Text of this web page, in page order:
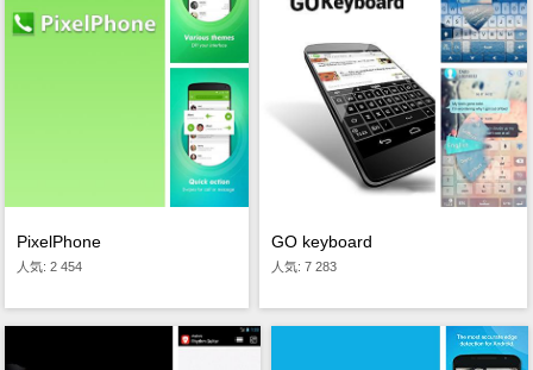
PixelPhone
人気: 2 454
GO keyboard
人気: 7 283